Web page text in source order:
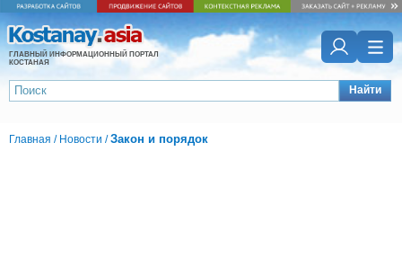
ГЛАВНЫЙ ИНФОРМАЦИОННЫЙ ПОРТАЛ
КОСТАНАЯ
Найти
Главная / Новости /Закон и порядок